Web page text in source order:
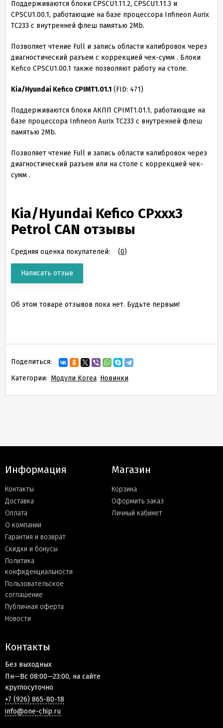
Поддерживаются блоки CPSCU1.11.2, CPSCU1.11.3 и
CPSCU1.00.1, работающие на базе процессора Infineon Aurix
TC233 с внутренней флеш памятью 2Mb.
Позволяет чтение Full и запись области калибровок через
диагностический разъем с коррекцией чек-сумм . Блоки
Kefico CPSCU1.00.1 также позволяют работу на столе.
Kia/Hyundai Kefico CPIMT1.01.1 (FID: 471)
Поддерживаются блоки АКПП CPIMT1.01.1, работающие на
базе процессора Infineon Aurix TC233 с внутренней флеш
памятью 2Mb.
Позволяет чтение Full и запись области калибровок через
диагностический разъем или на столе с коррекцией чек-
сумм .
Kia/Hyundai Kefico CPxxx3
Petrol CAN отзывы
Средняя оценка покупателей: (0)
Написать отзыв
Об этом товаре отзывов пока нет. Будьте первым!
Поделиться:
Категории: Модули Korea Новинки
Информация
Контакты
Доставка
Оплата
О компании
Гарантия и возврат
Скидки и бонусы
Политика
конфиденциальности
Пользовательское
соглашение
Публичная оферта
Новости
Магазин
Корзина
Оформить заказ
Личный кабинет
Контакты
Без выходных
Пн—Вс 08:00—23:00, на сайте
круглосуточно
+7 (926) 865-80-18
info@one-chip.ru